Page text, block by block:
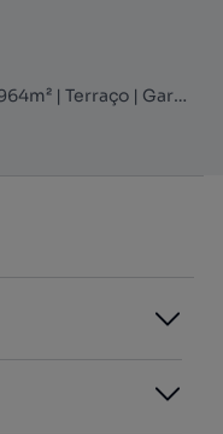
Moradia T4 | 4 Suítes | 4 Frentes | 964m² | Terraço | Garagem